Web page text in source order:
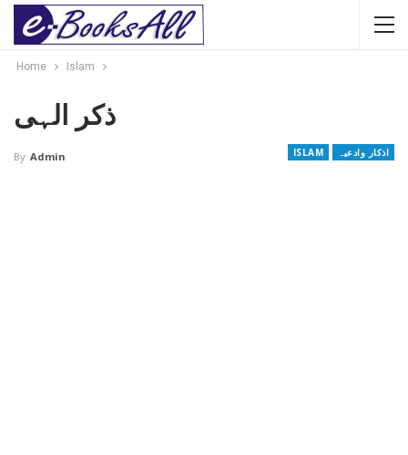
Home Islam
ذکر الہی
ISLAM اذکار وادعیہ By Admin